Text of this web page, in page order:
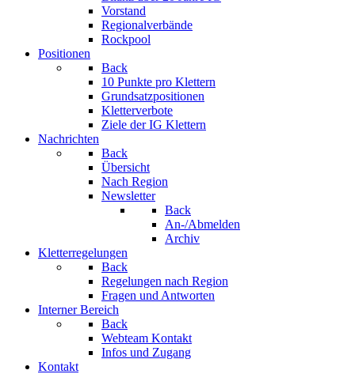
Vorstand
Regionalverbände
Rockpool
Positionen
Back
10 Punkte pro Klettern
Grundsatzpositionen
Kletterverbote
Ziele der IG Klettern
Nachrichten
Back
Übersicht
Nach Region
Newsletter
Back
An-/Abmelden
Archiv
Kletterregelungen
Back
Regelungen nach Region
Fragen und Antworten
Interner Bereich
Back
Webteam Kontakt
Infos und Zugang
Kontakt